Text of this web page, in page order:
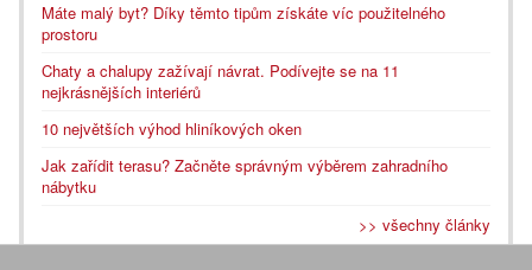
Máte malý byt? Díky těmto tipům získáte víc použitelného
prostoru
Chaty a chalupy zažívají návrat. Podívejte se na 11
nejkrásnějších interiérů
10 největších výhod hliníkových oken
Jak zařídit terasu? Začněte správným výběrem zahradního
nábytku
>> všechny články